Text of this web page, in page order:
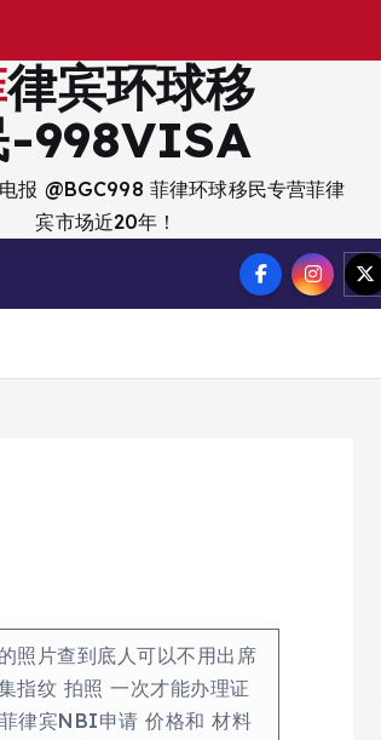
-998VISA
报 @BGC998 菲律环球移民专营菲律
宾市场近20年！
照片查到底人可以不用出席
指纹 拍照 一次才能办理证
律宾NBI申请 价格和 材料